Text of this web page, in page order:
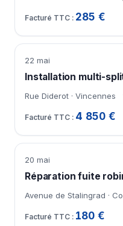
285 €
22 mai
Installation multi-
Rue Diderot · Vincennes
4 850 €
20 mai
Réparation fuite
Avenue de Stalingrad ·
180 €